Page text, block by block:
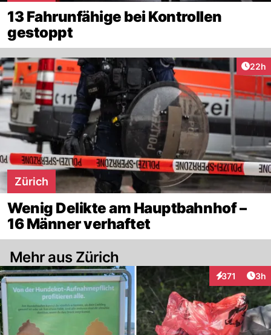
13 Fahrunfähige bei Kontrollen
gestoppt
22h
Zürich
Wenig Delikte am Hauptbahnhof –
16 Männer verhaftet
Mehr aus Zürich
371
Interaktionen
3h